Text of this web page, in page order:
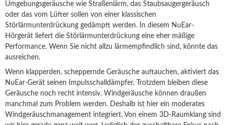
Umgebungsgeräusche wie Straßenlärm, das Staubsaugergeräusch
oder das vom Lüfter sollen von einer klassischen
Störlärmunterdrückung gedämpft werden. In diesem NuEar-
Hörgerät liefert die Störlärmunterdrückung eine eher mäßige
Performance. Wenn Sie nicht allzu lärmempfindlich sind, könnte das
ausreichen.
Wenn klapperden, scheppernde Geräusche auftauchen, aktiviert das
NuEar-Gerät seinen Impulsschalldämpfer. Trotzdem bleiben diese
Geräusche noch recht intensiv. Windgeräusche können draußen
manchmal zum Problem werden. Deshalb ist hier ein moderates
Windgeräuschmanagement integriert. Von einem 3D-Raumklang sind